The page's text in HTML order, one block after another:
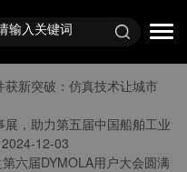
首页TAG标签
获新突破：仿真技术让城市
展，助力第五届中国船舶工业
2024-12-03
六届DYMOLA用户大会圆满